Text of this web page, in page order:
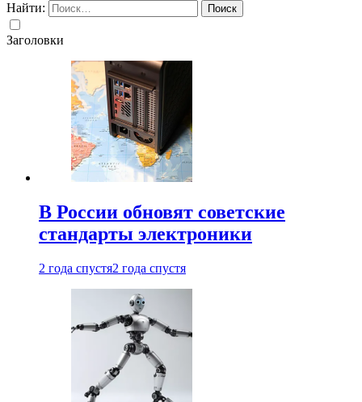
Найти:
Заголовки
В России обновят советские
стандарты электроники
2 года спустя2 года спустя